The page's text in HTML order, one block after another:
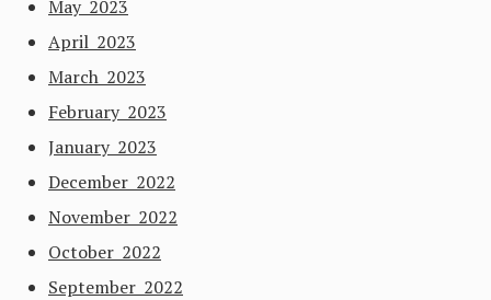
May 2023
April 2023
March 2023
February 2023
January 2023
December 2022
November 2022
October 2022
September 2022